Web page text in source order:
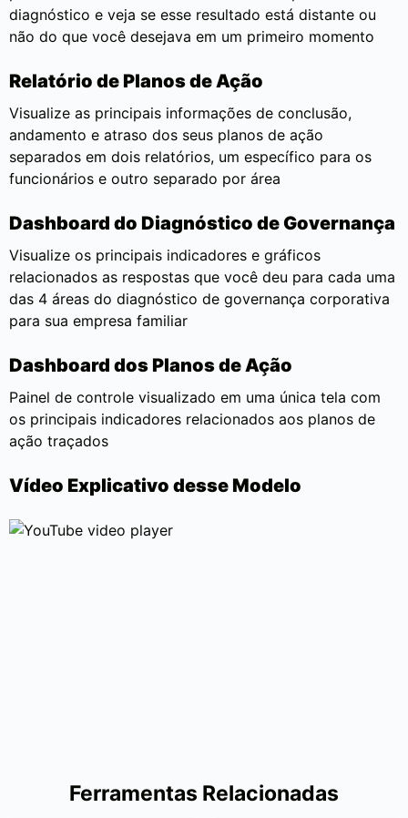
diagnóstico e veja se esse resultado está distante ou
não do que você desejava em um primeiro momento
Relatório de Planos de Ação
Visualize as principais informações de conclusão,
andamento e atraso dos seus planos de ação
separados em dois relatórios, um específico para os
funcionários e outro separado por área
Dashboard do Diagnóstico de Governança
Visualize os principais indicadores e gráficos
relacionados as respostas que você deu para cada uma
das 4 áreas do diagnóstico de governança corporativa
para sua empresa familiar
Dashboard dos Planos de Ação
Painel de controle visualizado em uma única tela com
os principais indicadores relacionados aos planos de
ação traçados
Vídeo Explicativo desse Modelo
Ferramentas Relacionadas